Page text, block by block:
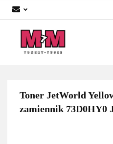
Toner JetWorld
zamiennik 73D0HY0